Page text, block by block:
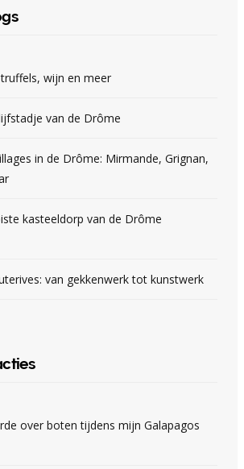
wijn en meer
van de Drôme
in de Drôme: Mirmande, Grignan,
kasteeldorp van de Drôme
van gekkenwerk tot kunstwerk
over boten tijdens mijn Galapagos